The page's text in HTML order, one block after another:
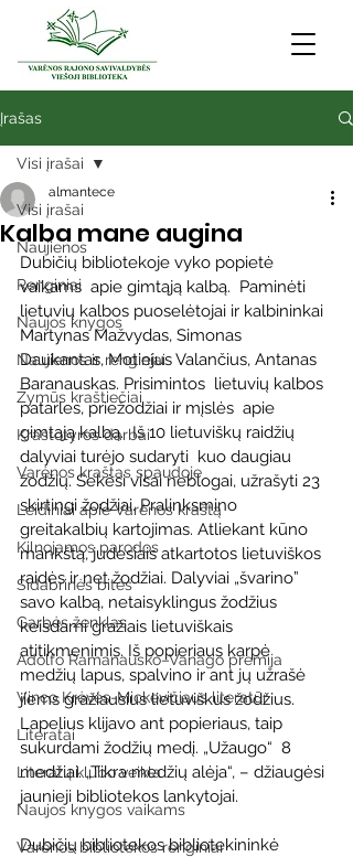
Įrašas
Visi įrašai
Naujienos
Renginiai
Naujos knygos
Naujienos ir renginiai
Žymūs kraštiečiai
Kraštotyros darbai
Varėnos kraštas spaudoje
Leidiniai apie Varėnos kraštą
Kilnojamos parodos
Sidabrinės bitės
Garbės ženklas
Adolfo Ramanausko–Vanago premija
Vinco Krėvės-Mickevičiaus literatūr
Literatai
Literatų klubo veikla
Naujos knygos vaikams
Varėnos bibliotekos renginiai
Visi įrašai
Kalba mane augina
almantece
Dubičių bibliotekoje vyko popietė
vaikams  apie gimtąją kalbą.  Paminėti
lietuvių kalbos puoselėtojai ir kalbininkai
Martynas Mažvydas, Simonas
Daukantas, Motiejus Valančius, Antanas
Baranauskas. Prisimintos  lietuvių kalbos
patarles, priežodžiai ir mįslės  apie
gimtąją kalbą.  Iš 10 lietuviškų raidžių
dalyviai turėjo sudaryti  kuo daugiau
žodžių. Sekėsi visai neblogai, užrašyti 23
skirtingi žodžiai. Pralinksmino
greitakalbių kartojimas. Atliekant kūno
mankštą, judesiais atkartotos lietuviškos
raidės ir net žodžiai. Dalyviai „švarino”
savo kalbą, netaisyklingus žodžius
keisdami gražiais lietuviškais
atitikmenimis. Iš popieriaus karpė
medžių lapus, spalvino ir ant jų užrašė
jiems gražiausius lietuviškus žodžius.
Lapelius klijavo ant popieriaus, taip
sukurdami žodžių medį. „Užaugo“  8
medžiai. „Tikra medžių alėja“, – džiaugėsi
jaunieji bibliotekos lankytojai.
Dubičių bibliotekos bibliotekininkė